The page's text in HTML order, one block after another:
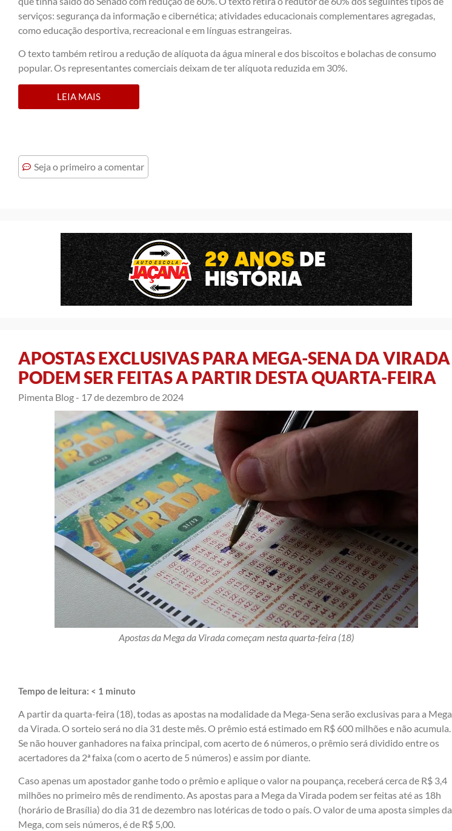
serviços: segurança da informação e cibernética; atividades educacionais complementares agregadas,
como educação desportiva, recreacional e em línguas estrangeiras.
O texto também retirou a redução de alíquota da água mineral e dos biscoitos e bolachas de consumo
popular. Os representantes comerciais deixam de ter alíquota reduzida em 30%.
LEIA MAIS
Seja o primeiro a comentar
APOSTAS EXCLUSIVAS PARA MEGA-SENA DA VIRADA
PODEM SER FEITAS A PARTIR DESTA QUARTA-FEIRA
Pimenta Blog - 17 de dezembro de 2024
Apostas da Mega da Virada começam nesta quarta-feira (18)
Tempo de leitura: < 1 minuto
A partir da quarta-feira (18), todas as apostas na modalidade da Mega-Sena serão exclusivas para a Mega
da Virada. O sorteio será no dia 31 deste mês. O prêmio está estimado em R$ 600 milhões e não acumula.
Se não houver ganhadores na faixa principal, com acerto de 6 números, o prêmio será dividido entre os
acertadores da 2ª faixa (com o acerto de 5 números) e assim por diante.
Caso apenas um apostador ganhe todo o prêmio e aplique o valor na poupança, receberá cerca de R$ 3,4
milhões no primeiro mês de rendimento. As apostas para a Mega da Virada podem ser feitas até as 18h
(horário de Brasília) do dia 31 de dezembro nas lotéricas de todo o país. O valor de uma aposta simples da
Mega, com seis números, é de R$ 5,00.